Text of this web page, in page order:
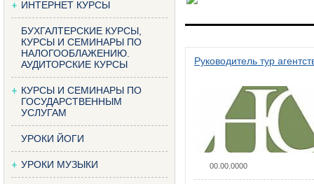
ИНТЕРНЕТ КУРСЫ
БУХГАЛТЕРСКИЕ КУРСЫ,
КУРСЫ И СЕМИНАРЫ ПО
НАЛОГООБЛАЖЕНИЮ.
АУДИТОРСКИЕ КУРСЫ
КУРСЫ И СЕМИНАРЫ ПО
ГОСУДАРСТВЕННЫМ
УСЛУГАМ
УРОКИ ЙОГИ
УРОКИ МУЗЫКИ
Руководитель тур
00.00.0000